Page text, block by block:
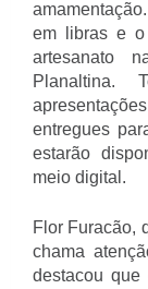
em libras e o
artesanato
Planaltina.
entregues
estarão
meio digital.
Flor Furacão,
chama
destacou que